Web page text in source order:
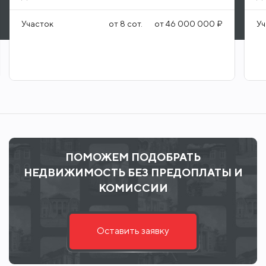
Участок от 8 сот. от46 000 000 ₽
ПОМОЖЕМ ПОДОБРАТЬ
НЕДВИЖИМОСТЬ БЕЗ ПРЕДОПЛАТЫ И
КОМИССИИ
Оставить заявку